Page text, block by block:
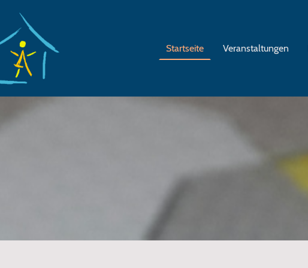
Startseite Veranstaltungen